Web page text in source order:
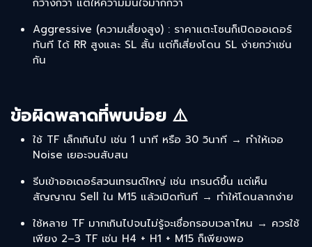
Aggressive (ความเสี่ยงสูง) : ราคาแตะโซนก็เปิดออเดอร์
ทันที ได้ RR สูงและ SL สั้น แต่ก็เสี่ยงโดน SL ง่ายกว่าเช่น
กัน
ข้อผิดพลาดที่พบบ่อย ⚠️
ใช้ TF เล็กเกินไป เช่น 1 นาที หรือ 30 วินาที → ทำให้เจอ
Noise เยอะจนสับสน
รีบเข้าออเดอร์สวนเทรนด์ใหญ่ เช่น เทรนด์ขึ้น แต่เห็น
สัญญาณ Sell ใน M15 แล้วเปิดทันที → ทำให้โดนลากง่าย
ใช้หลาย TF มากเกินไปจนไม่รู้จะเชื่อกรอบเวลาไหน → ควรใช้
เพียง 2–3 TF เช่น H4 + H1 + M15 ก็เพียงพอ